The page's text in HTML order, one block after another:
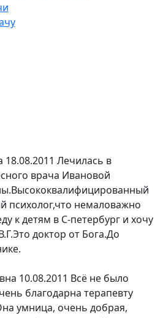
18.08.2011 Лечилась в
врача Ивановой
психолог,что немаловажно
к детям в С-петербург и хочу
доктор от Бога.До
10.08.2011 Всё не было
благодарна терапевту
умница, очень добрая,